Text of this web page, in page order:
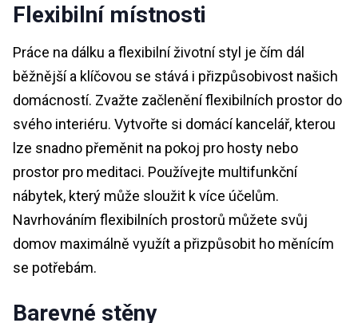
Flexibilní místnosti
Práce na dálku a flexibilní životní styl je čím dál
běžnější a klíčovou se stává i přizpůsobivost našich
domácností. Zvažte začlenění flexibilních prostor do
svého interiéru. Vytvořte si domácí kancelář, kterou
lze snadno přeměnit na pokoj pro hosty nebo
prostor pro meditaci. Používejte multifunkční
nábytek, který může sloužit k více účelům.
Navrhováním flexibilních prostorů můžete svůj
domov maximálně využít a přizpůsobit ho měnícím
se potřebám.
Barevné stěny